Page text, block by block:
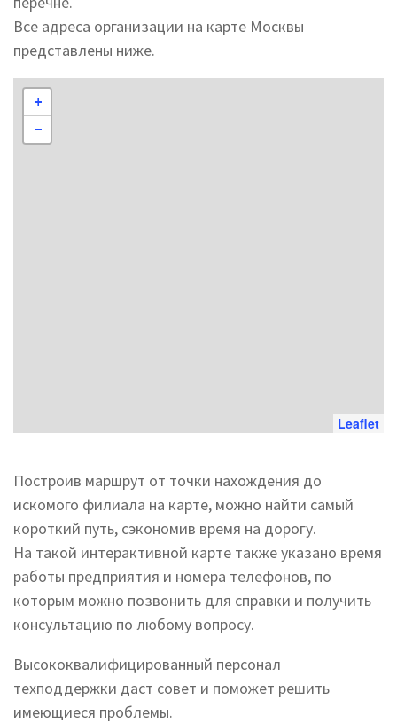
Все адреса организации на карте Москвы
представлены ниже.
+
−
Leaflet
Построив маршрут от точки нахождения до
искомого филиала на карте, можно найти самый
короткий путь, сэкономив время на дорогу.
На такой интерактивной карте также указано время
работы предприятия и номера телефонов, по
которым можно позвонить для справки и получить
консультацию по любому вопросу.
Высококвалифицированный персонал
техподдержки даст совет и поможет решить
имеющиеся проблемы.